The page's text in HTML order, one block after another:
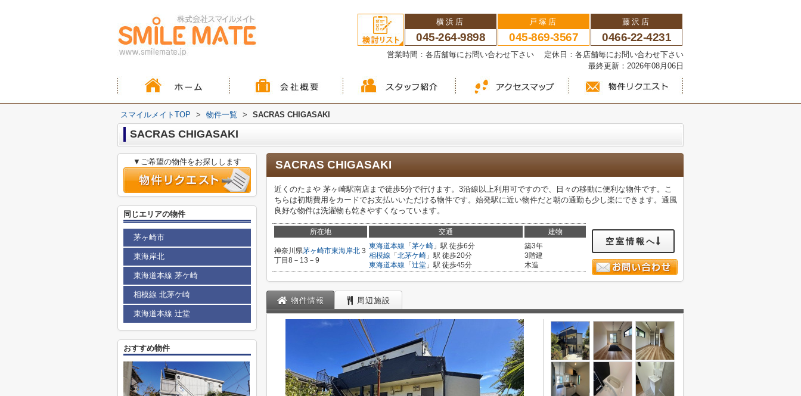
横浜店
045-264-9898
戸塚店
045-869-3567
藤沢店
0466-22-4231
営業時間：各店舗毎にお問い合わせ下さい 定休日：各店舗毎にお問い合わせ下さい
最終更新：2026年08月06日
スマイルメイトTOP > 物件一覧 > SACRAS CHIGASAKI
SACRAS CHIGASAKI
SACRAS CHIGASAKI
近くのたまや 茅ヶ崎駅南店まで徒歩5分で行けます。3沿線以上利用可ですので、日々の移動に便利な物件です。こ
ちらは初期費用をカードでお支払いいただける物件です。始発駅に近い物件だと朝の通勤も少し楽にできます。通風
良好な物件は洗濯物も乾きやすくなっています。
所在地 交通 建物
神奈川県茅ヶ崎市東海岸北 ３
丁目8－13－9
東海道本線 「 茅ケ崎 」駅 徒歩6分
相模線 「 北茅ケ崎 」駅 徒歩20分
東海道本線 「 辻堂 」駅 徒歩45分
築3年
3階建
木造
空室情報へ
物件情報 周辺施設
▼ご希望の物件をお探しします
同じエリアの物件
茅ヶ崎市
東海岸北
東海道本線 茅ケ崎
相模線 北茅ケ崎
東海道本線 辻堂
おすすめ物件